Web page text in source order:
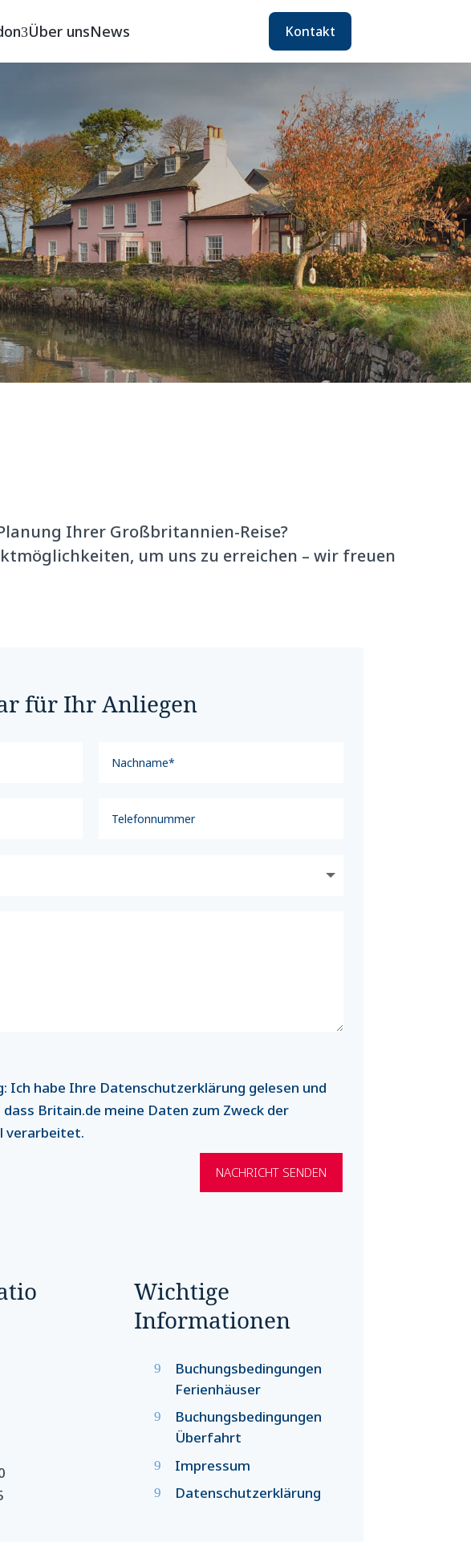
Über unsNews Kontakt
Ihrer Großbritannien-Reise?
um uns zu erreichen – wir freuen
für Ihr Anliegen
Ich habe Ihre Datenschutz­erklärung gelesen und
Britain.de meine Daten zum Zweck der
verarbeitet.
NACHRICHT SENDEN
Wichtige
Informationen
Buchungsbedingungen
Ferienhäuser
Buchungsbedingungen
Überfahrt
Impressum
Datenschutzerklärung